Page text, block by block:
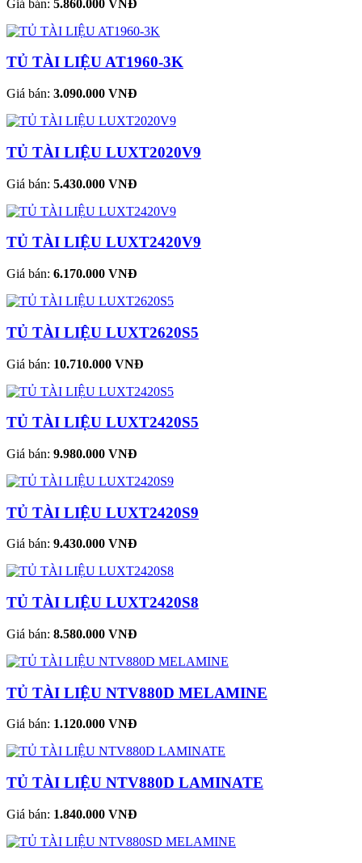
Giá bán: 5.860.000 VNĐ
TỦ TÀI LIỆU AT1960-3K
Giá bán: 3.090.000 VNĐ
TỦ TÀI LIỆU LUXT2020V9
Giá bán: 5.430.000 VNĐ
TỦ TÀI LIỆU LUXT2420V9
Giá bán: 6.170.000 VNĐ
TỦ TÀI LIỆU LUXT2620S5
Giá bán: 10.710.000 VNĐ
TỦ TÀI LIỆU LUXT2420S5
Giá bán: 9.980.000 VNĐ
TỦ TÀI LIỆU LUXT2420S9
Giá bán: 9.430.000 VNĐ
TỦ TÀI LIỆU LUXT2420S8
Giá bán: 8.580.000 VNĐ
TỦ TÀI LIỆU NTV880D MELAMINE
Giá bán: 1.120.000 VNĐ
TỦ TÀI LIỆU NTV880D LAMINATE
Giá bán: 1.840.000 VNĐ